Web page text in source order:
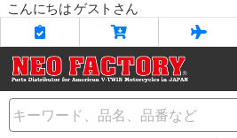
こんにちは ゲストさん
Name